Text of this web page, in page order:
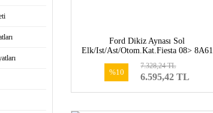
Ford Dikiz Aynası Sol
Elk/Ist/Ast/Otom.Kat.Fiesta 08> 8A61
%10
6.595,42 TL
7.328,24 TL